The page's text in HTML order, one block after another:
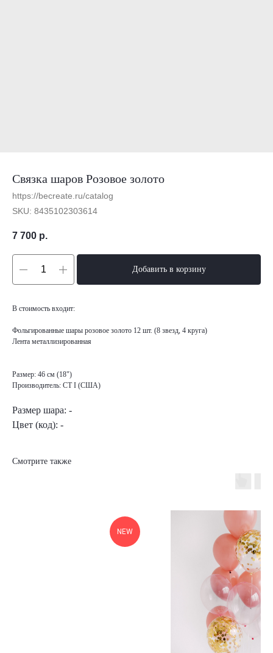
Связка шаров Розовое золото
https://becreate.ru/catalog
SKU: 8435102303614
7 700 р.
Добавить в корзину
В стоимость входит:
Фольгированные шары розовое золото 12 шт. (8 звезд, 4 круга)
Лента металлизированная
Размер: 46 см (18")
Производитель: CT I (США)
Размер шара: -
Цвет (код): -
Смотрите также
NEW